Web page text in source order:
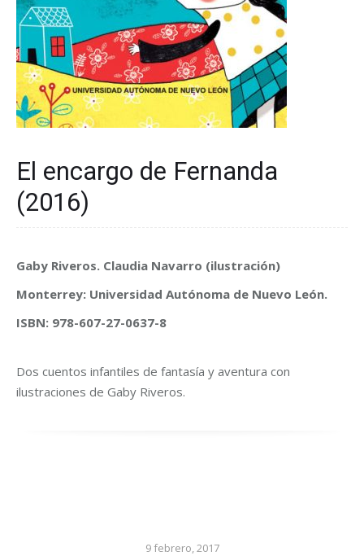
El encargo de Fernanda
(2016)
Gaby Riveros. Claudia Navarro (ilustración)
Monterrey: Universidad Autónoma de Nuevo León.
ISBN: 978-607-27-0637-8
Dos cuentos infantiles de fantasía y aventura con
ilustraciones de Gaby Riveros.
9 febrero, 2017